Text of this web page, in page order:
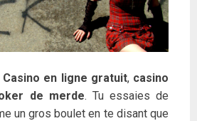
Casino en ligne gratuit, casino
de merde. Tu essaies de
un gros boulet en te disant que